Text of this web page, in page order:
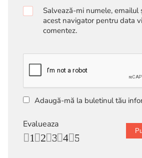
Salvează-mi numele,
acest navigator pentru data
comentez.
Adaugă-mă la buletinul tău
Evalueaza
5
4
3
2
1